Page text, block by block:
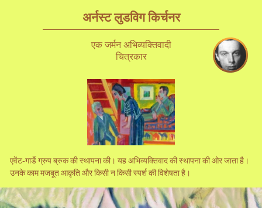
अर्नस्ट लुडविग किर्चनर
एक जर्मन अभिव्यक्तिवादी
चित्रकार
एवेंट-गार्डे ग्रुप ब्रुक की स्थापना की। यह अभिव्यक्तिवाद की स्थापना की ओर जाता है।
उनके काम मजबूत आकृति और किसी न किसी स्पर्श की विशेषता है।